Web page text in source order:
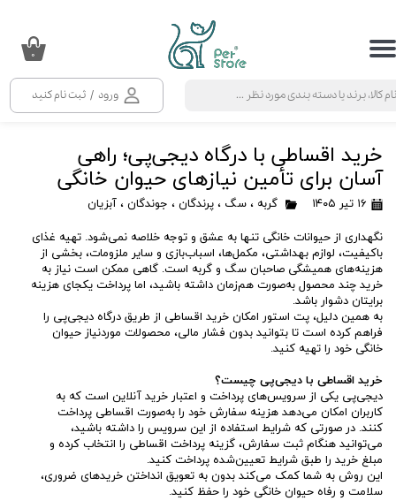
ورود / ثبت نام کنید
حساب کاربری من
خروج از حساب کاربری
۰
خرید اقساطی با درگاه دیجی‌پی؛ راهی
آسان برای تأمین نیازهای حیوان خانگی
۱۶ تیر ۱۴۰۵ گربه ، سگ ، پرندگان ، جوندگان ، آبزیان
نگهداری از حیوانات خانگی تنها به عشق و توجه خلاصه نمی‌شود. تهیه غذای
باکیفیت، لوازم بهداشتی، مکمل‌ها، اسباب‌بازی و سایر ملزومات، بخشی از
هزینه‌های همیشگی صاحبان سگ و گربه است. گاهی ممکن است نیاز به
خرید چند محصول به‌صورت هم‌زمان داشته باشید، اما پرداخت یکجای هزینه
برایتان دشوار باشد.
به همین دلیل، پت استور امکان خرید اقساطی از طریق درگاه دیجی‌پی را
فراهم کرده است تا بتوانید بدون فشار مالی، محصولات موردنیاز حیوان
خانگی خود را تهیه کنید.
خرید اقساطی با دیجی‌پی چیست؟
دیجی‌پی یکی از سرویس‌های پرداخت و اعتبار خرید آنلاین است که به
کاربران امکان می‌دهد هزینه سفارش خود را به‌صورت اقساطی پرداخت
کنند. در صورتی که شرایط استفاده از این سرویس را داشته باشید،
می‌توانید هنگام ثبت سفارش، گزینه پرداخت اقساطی را انتخاب کرده و
مبلغ خرید را طبق شرایط تعیین‌شده پرداخت کنید.
این روش به شما کمک می‌کند بدون به تعویق انداختن خریدهای ضروری،
سلامت و رفاه حیوان خانگی خود را حفظ کنید.